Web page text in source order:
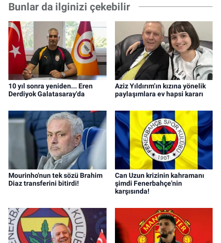
Bunlar da ilginizi çekebilir
10 yıl sonra yeniden... Eren
Derdiyok Galatasaray'da
Aziz Yıldırım’ın kızına yönelik
paylaşımlara ev hapsi kararı
Mourinho'nun tek sözü Brahim
Diaz transferini bitirdi!
Can Uzun krizinin kahramanı
şimdi Fenerbahçe'nin
karşısında!